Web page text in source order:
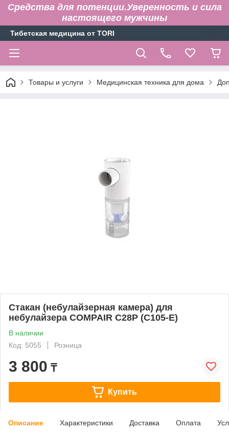
Средства для потенции.Уверенность и сила
настоящего мужчины
Тибетская медицина от TORI
Товары и услуги Медицинская техника для дома
Стакан (небулайзерная камера) для
небулайзера COMPAIR C28P (C105-E)
В наличии
Код: 5055
Розница
3 800 ₸
Купить
Описание Характеристики Доставка Оплата